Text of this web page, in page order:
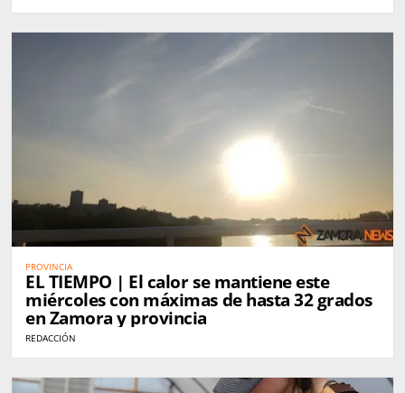
PROVINCIA
EL TIEMPO | El calor se mantiene este
miércoles con máximas de hasta 32 grados
en Zamora y provincia
REDACCIÓN